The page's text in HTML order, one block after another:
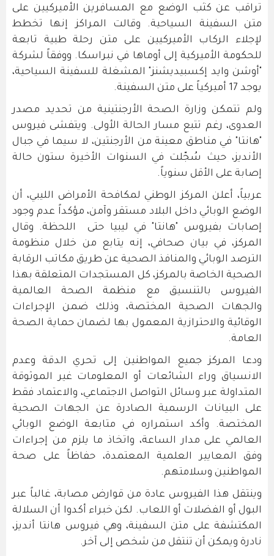
تراقب عن كثب الوضع مع المسافرين الأميركيين على
متن السفينة السياحية. وقالت المراكز إنها تخطط
لإجلاء الركاب الأميركيين على متن رحلة طبية تابعة
للحكومة الأميركية إلى أوماها في نبراسكا. ووفقاً لشركة
"أوشن وايد إكسبيديشنز" المشغلة للسفينة السياحية،
يوجد 17 أميركياً على متن السفينة.
ولم تتمكن وزارة الصحة الأرجنتينية من تحديد مصدر
العدوى، رغم تتبع مسار الحالة الأولى. ويتفشى فيروس
"هانتا" في مناطق معينة من الأرجنتين، لا سيما في جبال
الأنديز، حيث سُجّلت في السنوات الأخيرة ستون حالة
إصابة على الأقل سنوياً.
عربياً، أعلن المركز الوطني لمكافحة الأمراض الليبي، أن
الوضع الوبائي داخل البلاد مستقر وآمن، مؤكداً عدم وجود
إصابات بفيروس "هانتا" في ليبيا حتى اللحظة. وقال
المركز، في بيان صحافي، إنه يتابع من خلال منظومة
الترصد الوبائي والمنافذ الصحية عن طريق مكاتب الرقابة
الصحية الخاصة بالمركز، كل المستجدات المتعلقة بهذا
الفيروس بالتنسيق مع منظمة الصحة العالمية
والجهات الصحية المختصة، وذلك ضمن الإجراءات
الوقائية والاحترازية المعمول بها لضمان حماية الصحة
العامة.
ودعا المركز جميع المواطنين إلى تحري الدقة وعدم
الانسياق وراء الشائعات أو المعلومات غير الموثوقة
المتداولة عبر وسائل التواصل الاجتماعي، والاعتماد فقط
على البيانات الرسمية الصادرة عن الجهات الصحية
المختصة. وأكد استمراره في متابعة الوضع الوبائي
العالمي على مدار الساعة، واتخاذ ما يلزم من إجراءات
وفق المعايير العلمية المعتمدة، حفاظاً على صحة
المواطنين وسلامتهم.
وينتقل هذا الفيروس عادة من قوارض مصابة، غالباً عبر
البول أو الفضلات أو اللعاب. لكن خبراء أكدوا أن السلالة
المكتشفة على متن السفينة، وهي فيروس هانتا أنديز،
نادرة ويمكن أن تنتقل من شخص إلى آخر.